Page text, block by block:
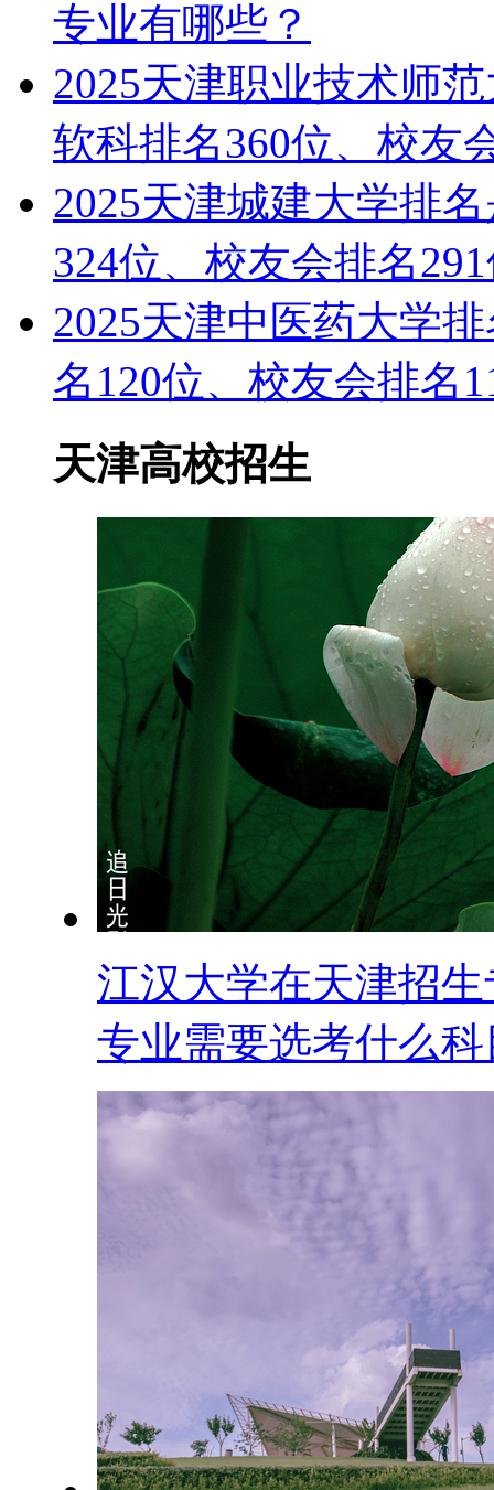
专业有哪些？
2025天津职业技术师
软科排名360位、校友
2025天津城建大学排
324位、校友会排名
2025天津中医药大学
名120位、校友会排名
天津高校招生
江汉大学在天津招
专业需要选考什么科